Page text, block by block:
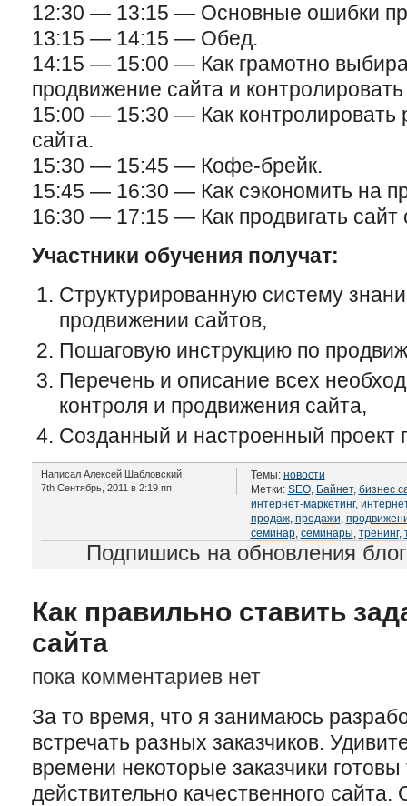
12:30 — 13:15 — Основные ошибки
13:15 — 14:15 — Обед.
14:15 — 15:00 — Как грамотно
продвижение сайта и контролировать
15:00 — 15:30 — Как контролировать
сайта.
15:30 — 15:45 — Кофе-брейк.
15:45 — 16:30 — Как сэкономить на
16:30 — 17:15 — Как продвигать сайт
Участники обучения получат:
Структурированную систему
продвижении сайтов,
Пошаговую инструкцию по
Перечень и описание всех
контроля и продвижения сайта,
Созданный и настроенный проект
Написал Алексей Шабловский
7th Сентябрь, 2011 в 2:19 пп
Темы: новости
Метки: SEO, Байнет, бизнес
интернет-маркетинг,
продаж, продажи,
семинар, семинары, тренинг,
Подпишись на обновления
Как правильно ставить
сайта
пока комментариев нет
За то время, что я занимаюсь
встречать разных заказчиков.
времени некоторые заказчики
действительно качественного